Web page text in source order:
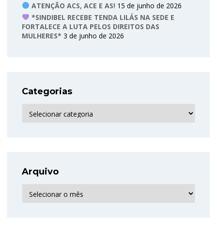
ATENÇÃO ACS, ACE E AS! 15 de junho de 2026
*SINDIBEL RECEBE TENDA LILÁS NA SEDE E
FORTALECE A LUTA PELOS DIREITOS DAS
MULHERES* 3 de junho de 2026
Categorias
Arquivo